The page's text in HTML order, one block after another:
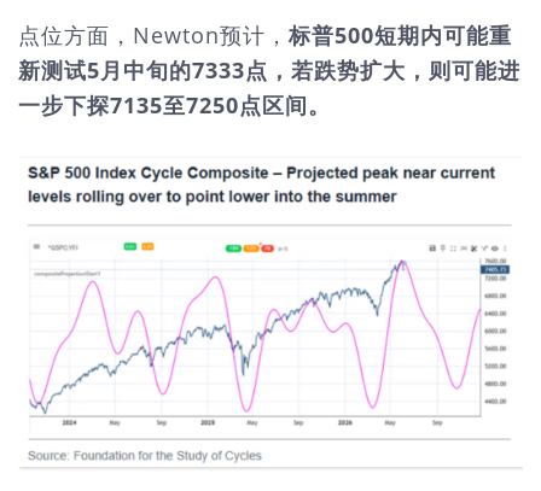
点位方面，Newton预计， 标普500短期内可能重
新测试5月中旬的7333点，若跌势扩大，则可能进
一步下探7135至7250点区间。